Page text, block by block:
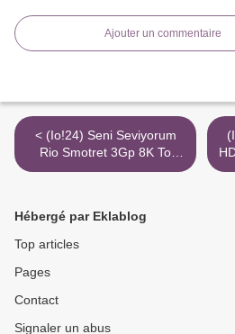
Ajouter un commentaire
< (Io!24) Seni Seviyorum
Rio Smotret 3Gp 8K To
Iphone Torrent
Hébergé par Eklablog
Top articles
Pages
Contact
Signaler un abus